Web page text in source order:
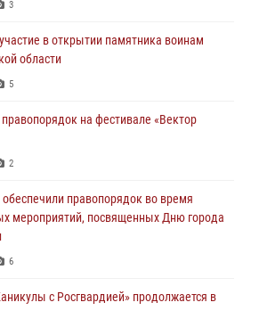
3
в открытии памятника воинам
области
5
на фестивале «Вектор
2
правопорядок во время
мероприятий, посвященных Дню города
6
с Росгвардией» продолжается в